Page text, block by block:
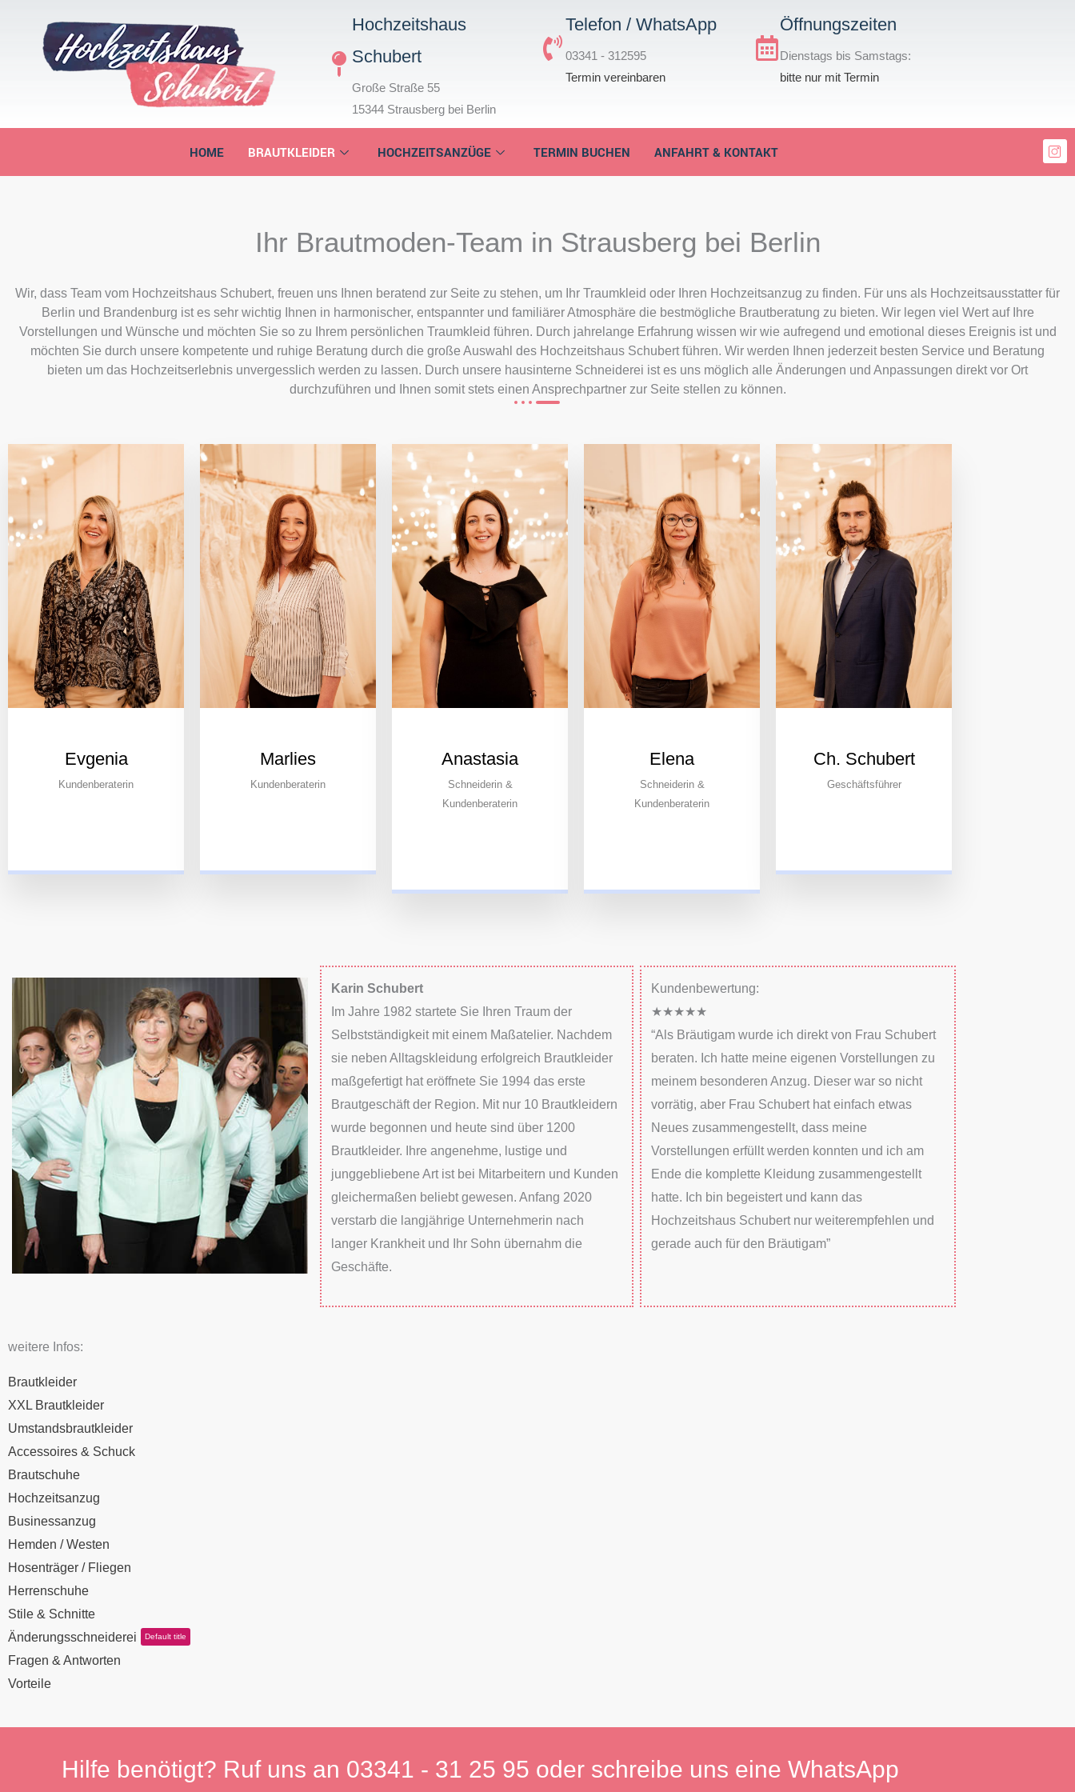
springen
Hochzeitshaus
Schubert
Große Straße 55
15344 Strausberg bei Berlin
Telefon / WhatsApp
03341 - 312595
Termin vereinbaren
Öffnungszeiten
Dienstags bis Samstags:
bitte nur mit Termin
HOME BRAUTKLEIDER HOCHZEITSANZÜGE TERMIN BUCHEN ANFAHRT & KONTAKT
I
c
n
a
m
2
Ihr Brautmoden-Team in Strausberg bei Berlin
Wir, dass Team vom Hochzeitshaus Schubert, freuen uns Ihnen beratend zur Seite zu stehen, um Ihr Traumkleid oder Ihren Hochzeitsanzug zu finden. Für uns als Hochzeitsausstatter für
Berlin und Brandenburg ist es sehr wichtig Ihnen in harmonischer, entspannter und familiärer Atmosphäre die bestmögliche Brautberatung zu bieten. Wir legen viel Wert auf Ihre
Vorstellungen und Wünsche und möchten Sie so zu Ihrem persönlichen Traumkleid führen. Durch jahrelange Erfahrung wissen wir wie aufregend und emotional dieses Ereignis ist und
möchten Sie durch unsere kompetente und ruhige Beratung durch die große Auswahl des Hochzeitshaus Schubert führen. Wir werden Ihnen jederzeit besten Service und Beratung
bieten um das Hochzeitserlebnis unvergesslich werden zu lassen. Durch unsere hausinterne Schneiderei ist es uns möglich alle Änderungen und Anpassungen direkt vor Ort
durchzuführen und Ihnen somit stets einen Ansprechpartner zur Seite stellen zu können.
Evgenia
Kundenberaterin
Marlies
Kundenberaterin
Anastasia
Schneiderin &
Kundenberaterin
Elena
Schneiderin &
Kundenberaterin
Ch. Schubert
Geschäftsführer
Karin Schubert
Im Jahre 1982 startete Sie Ihren Traum der
Selbstständigkeit mit einem Maßatelier. Nachdem
sie neben Alltagskleidung erfolgreich Brautkleider
maßgefertigt hat eröffnete Sie 1994 das erste
Brautgeschäft der Region. Mit nur 10 Brautkleidern
wurde begonnen und heute sind über 1200
Brautkleider. Ihre angenehme, lustige und
junggebliebene Art ist bei Mitarbeitern und Kunden
gleichermaßen beliebt gewesen. Anfang 2020
verstarb die langjährige Unternehmerin nach
langer Krankheit und Ihr Sohn übernahm die
Geschäfte.
Kundenbewertung:
★★★★★
“Als Bräutigam wurde ich direkt von Frau Schubert
beraten. Ich hatte meine eigenen Vorstellungen zu
meinem besonderen Anzug. Dieser war so nicht
vorrätig, aber Frau Schubert hat einfach etwas
Neues zusammengestellt, dass meine
Vorstellungen erfüllt werden konnten und ich am
Ende die komplette Kleidung zusammengestellt
hatte. Ich bin begeistert und kann das
Hochzeitshaus Schubert nur weiterempfehlen und
gerade auch für den Bräutigam”
weitere Infos:
Brautkleider
XXL Brautkleider
Umstandsbrautkleider
Accessoires & Schuck
Brautschuhe
Hochzeitsanzug
Businessanzug
Hemden / Westen
Hosenträger / Fliegen
Herrenschuhe
Stile & Schnitte
Änderungsschneiderei
Default title
Fragen & Antworten
Vorteile
Hilfe benötigt? Ruf uns an 03341 - 31 25 95 oder schreibe uns eine WhatsApp